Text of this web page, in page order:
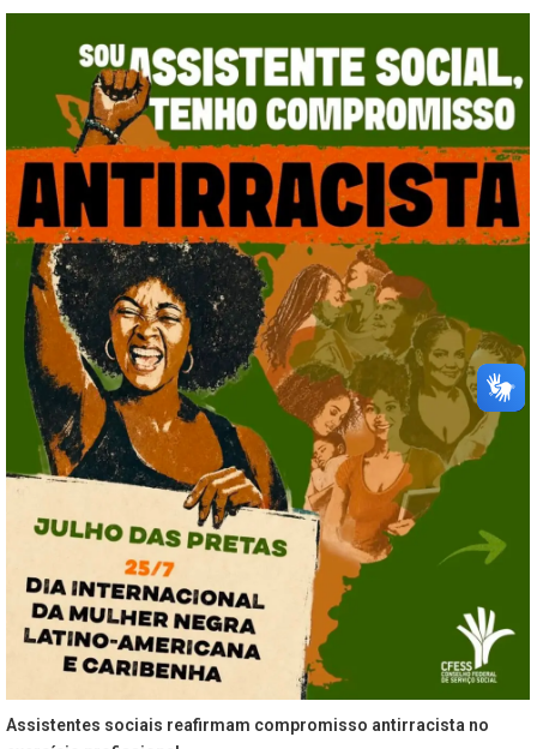
Assistentes sociais reafirmam compromisso antirracista no